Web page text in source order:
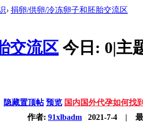
› 捐卵/供卵/冷冻卵子和胚胎交流区
交流区 今日: 0|主
隐藏置顶帖 预览 国内国外代孕如何找
作者: 91xlbadm 2021-7-4 |